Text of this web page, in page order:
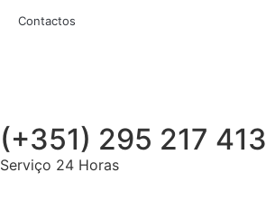
Contactos
(+351) 295 217 413
Serviço 24 Horas